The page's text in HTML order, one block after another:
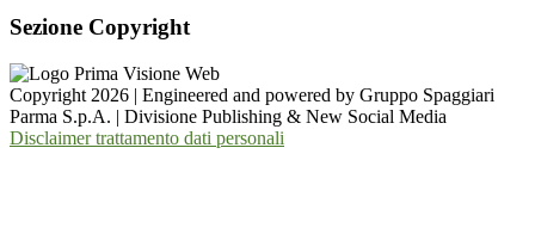
Sezione Copyright
Copyright 2026 | Engineered and powered by Gruppo Spaggiari
Parma S.p.A. | Divisione Publishing & New Social Media
Disclaimer trattamento dati personali